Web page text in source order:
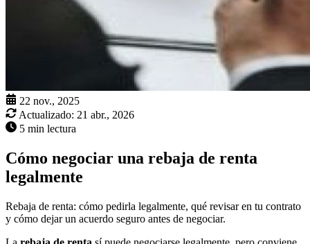
22 nov., 2025
Actualizado: 21 abr., 2026
5 min lectura
Cómo negociar una rebaja de renta
legalmente
Rebaja de renta: cómo pedirla legalmente, qué revisar en tu contrato
y cómo dejar un acuerdo seguro antes de negociar.